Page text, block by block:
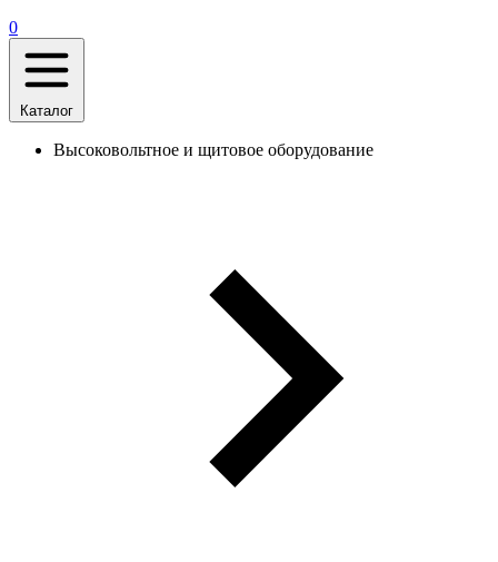
0
Каталог
Высоковольтное и щитовое оборудование